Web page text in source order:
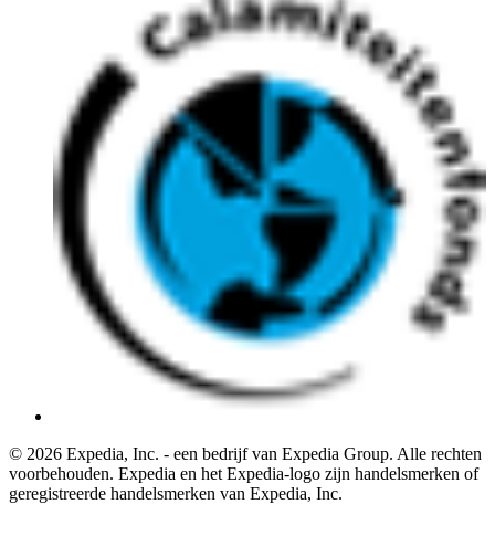
© 2026 Expedia, Inc. - een bedrijf van Expedia Group. Alle rechten
voorbehouden. Expedia en het Expedia-logo zijn handelsmerken of
geregistreerde handelsmerken van Expedia, Inc.